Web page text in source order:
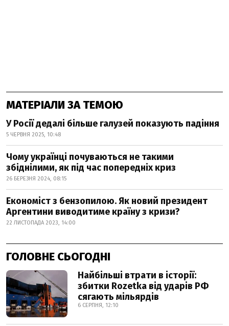
МАТЕРІАЛИ ЗА ТЕМОЮ
У Росії дедалі більше галузей показують падіння
5 ЧЕРВНЯ 2025, 10:48
Чому українці почуваються не такими
збіднілими, як під час попередніх криз
26 БЕРЕЗНЯ 2024, 08:15
Економіст з бензопилою. Як новий президент
Аргентини виводитиме країну з кризи?
22 ЛИСТОПАДА 2023, 14:00
ГОЛОВНЕ СЬОГОДНІ
Найбільші втрати в історії:
збитки Rozetka від ударів РФ
сягають мільярдів
6 СЕРПНЯ, 12:10